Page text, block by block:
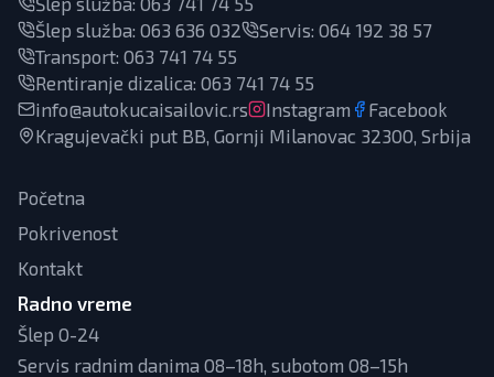
Šlep služba: 063 636 032 Servis: 064 192 38 57
Transport: 063 741 74 55
Rentiranje dizalica: 063 741 74 55
info@autokucaisailovic.rs
Instagram
Facebook
Kragujevački put BB, Gornji Milanovac 32300, Srbija
Početna
Pokrivenost
Kontakt
Radno vreme
Šlep 0-24
Servis radnim danima 08–18h, subotom 08–15h